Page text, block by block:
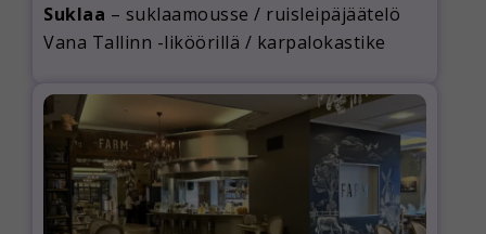
Suklaa – suklaamousse / ruisleipäjäätelö
Vana Tallinn -liköörillä / karpalokastike